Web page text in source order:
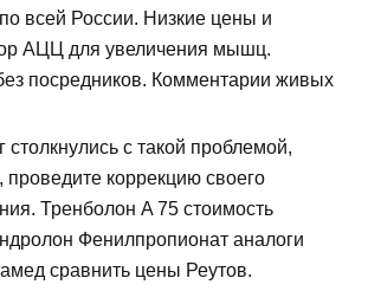
всей России. Низкие цены и
АЦЦ для увеличения мышц.
посредников. Комментарии живых
столкнулись с такой проблемой,
проведите коррекцию своего
Тренболон A 75 стоимость
Фенилпропионат аналоги
сравнить цены Реутов.